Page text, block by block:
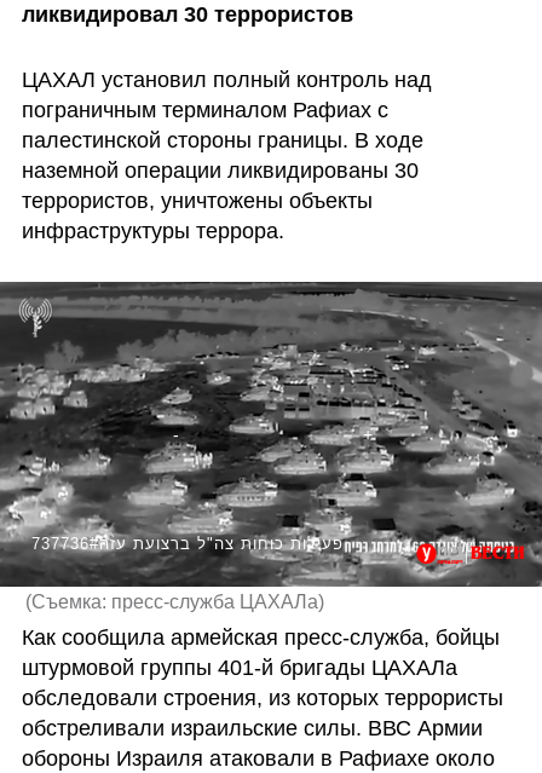
ликвидировал 30 террористов
ЦАХАЛ установил полный контроль над
пограничным терминалом Рафиах с
палестинской стороны границы. В ходе
наземной операции ликвидированы 30
террористов, уничтожены объекты
инфраструктуры террора.
737736#פעילות כוחות צה"ל ברצועת עזה
(Съемка: пресс-служба ЦАХАЛа)
Как сообщила армейская пресс-служба, бойцы
штурмовой группы 401-й бригады ЦАХАЛа
обследовали строения, из которых террористы
обстреливали израильские силы. ВВС Армии
обороны Израиля атаковали в Рафиахе около